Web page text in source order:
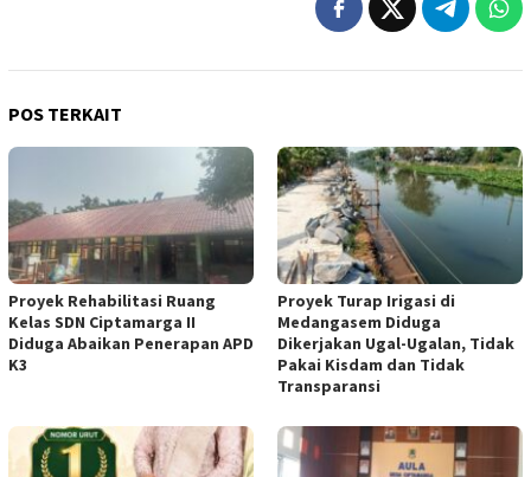
POS TERKAIT
Proyek Rehabilitasi Ruang
Kelas SDN Ciptamarga II
Diduga Abaikan Penerapan APD
K3
Proyek Turap Irigasi di
Medangasem Diduga
Dikerjakan Ugal-Ugalan, Tidak
Pakai Kisdam dan Tidak
Transparansi